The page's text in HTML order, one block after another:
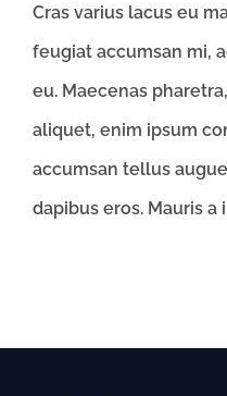
Cras varius lacus eu
feugiat accumsan mi,
eu. Maecenas
aliquet, enim ipsum
accumsan tellus
dapibus eros. Mauris a